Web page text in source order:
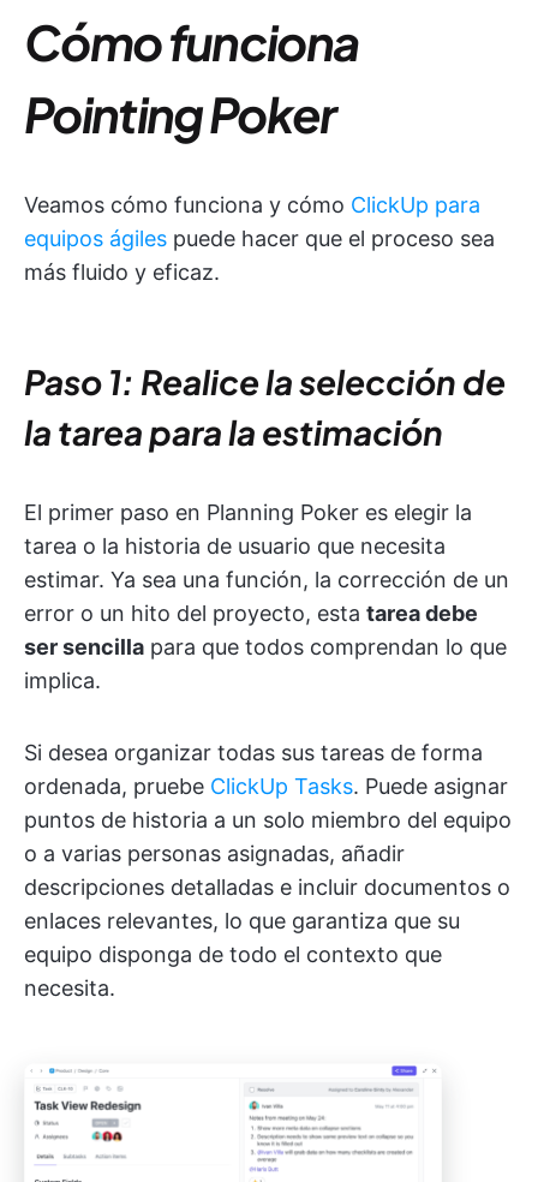
Cómo funciona
Pointing Poker
Veamos cómo funciona y cómo ClickUp para
equipos ágiles puede hacer que el proceso sea
más fluido y eficaz.
Paso 1: Realice la selección de
la tarea para la estimación
El primer paso en Planning Poker es elegir la
tarea o la historia de usuario que necesita
estimar. Ya sea una función, la corrección de un
error o un hito del proyecto, esta tarea debe
ser sencilla para que todos comprendan lo que
implica.
Si desea organizar todas sus tareas de forma
ordenada, pruebe ClickUp Tasks. Puede asignar
puntos de historia a un solo miembro del equipo
o a varias personas asignadas, añadir
descripciones detalladas e incluir documentos o
enlaces relevantes, lo que garantiza que su
equipo disponga de todo el contexto que
necesita.